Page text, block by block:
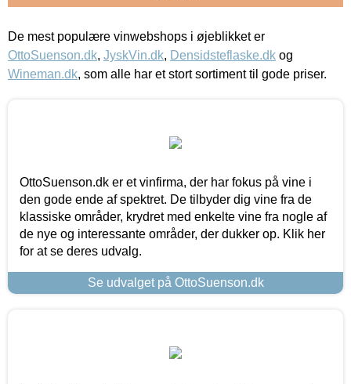
De mest populære vinwebshops i øjeblikket er
OttoSuenson.dk, JyskVin.dk, Densidsteflaske.dk og
Wineman.dk, som alle har et stort sortiment til gode priser.
OttoSuenson.dk er et vinfirma, der har fokus på vine i
den gode ende af spektret. De tilbyder dig vine fra de
klassiske områder, krydret med enkelte vine fra nogle af
de nye og interessante områder, der dukker op. Klik her
for at se deres udvalg.
Se udvalget på OttoSuenson.dk